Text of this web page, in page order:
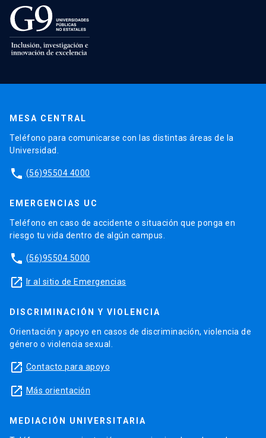
MESA CENTRAL
Teléfono para comunicarse con las distintas áreas de la
Universidad.
phone (56)95504 4000
EMERGENCIAS UC
Teléfono en caso de accidente o situación que ponga en
riesgo tu vida dentro de algún campus.
phone (56)95504 5000
launch Ir al sitio de Emergencias
DISCRIMINACIÓN Y VIOLENCIA
Orientación y apoyo en casos de discriminación, violencia de
género o violencia sexual.
launch Contacto para apoyo
launch Más orientación
MEDIACIÓN UNIVERSITARIA